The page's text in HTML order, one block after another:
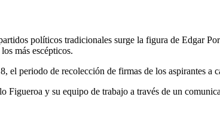
políticos tradicionales surge la figura de Edgar
más escépticos.
el periodo de recolección de firmas de los aspirantes a
Figueroa y su equipo de trabajo a través de un